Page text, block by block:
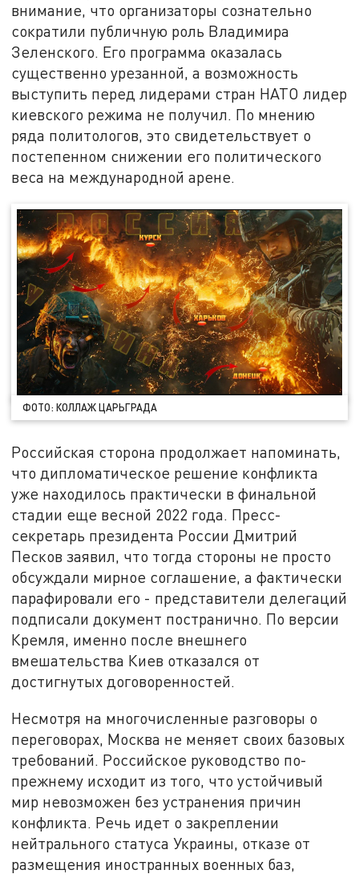
внимание, что организаторы сознательно
сократили публичную роль Владимира
Зеленского. Его программа оказалась
существенно урезанной, а возможность
выступить перед лидерами стран НАТО лидер
киевского режима не получил. По мнению
ряда политологов, это свидетельствует о
постепенном снижении его политического
веса на международной арене.
ФОТО: КОЛЛАЖ ЦАРЬГРАДА
Российская сторона продолжает напоминать,
что дипломатическое решение конфликта
уже находилось практически в финальной
стадии еще весной 2022 года. Пресс-
секретарь президента России Дмитрий
Песков заявил, что тогда стороны не просто
обсуждали мирное соглашение, а фактически
парафировали его - представители делегаций
подписали документ постранично. По версии
Кремля, именно после внешнего
вмешательства Киев отказался от
достигнутых договоренностей.
Несмотря на многочисленные разговоры о
переговорах, Москва не меняет своих базовых
требований. Российское руководство по-
прежнему исходит из того, что устойчивый
мир невозможен без устранения причин
конфликта. Речь идет о закреплении
нейтрального статуса Украины, отказе от
размещения иностранных военных баз,